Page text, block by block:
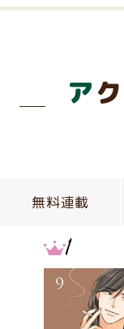
アクセスランキン
無料連載